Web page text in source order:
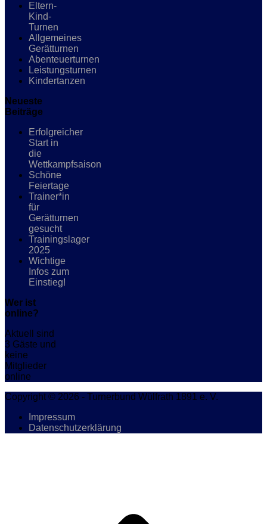
Eltern-
Kind-
Turnen
Allgemeines
Gerätturnen
Abenteuerturnen
Leistungsturnen
Kindertanzen
Neueste
Beiträge
Erfolgreicher
Start in
die
Wettkampfsaison
Schöne
Feiertage
Trainer*in
für
Gerätturnen
gesucht
Trainingslager
2025
Wichtige
Infos zum
Einstieg!
Wer ist
online?
Aktuell sind
3 Gäste und
keine
Mitglieder
online
Copyright © 2026 - Turnerbund Wülfrath 1891 e. V.
Impressum
Datenschutzerklärung